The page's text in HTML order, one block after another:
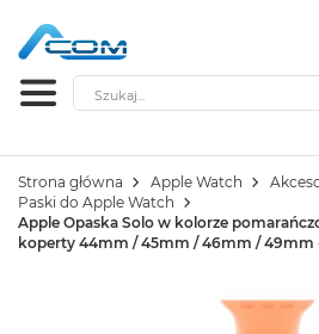
Szukaj
Strona główna Apple Watch
Paski do Apple Watch
Apple Opaska Solo w kolorze
koperty 44mm / 45mm / 46mm / 49mm